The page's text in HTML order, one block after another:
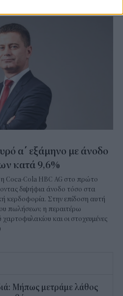
α΄ εξάμηνο με άνοδο
κατά 9,6%
η Coca-Cola HBC AG στο πρώτο
διψήφια άνοδο τόσο στα
κερδοφορία. Στην επίδοση αυτή
πωλήσεων, η περαιτέρω
και οι στοχευμένες
Μήπως μετράμε λάθος